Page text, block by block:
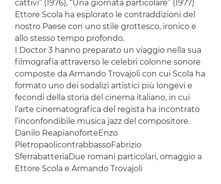
cattivi” (1976), “Una giornata particolare” (1977)
Ettore Scola ha esplorato le contraddizioni del
nostro Paese con uno stile grottesco, ironico e
allo stesso tempo profondo.
I Doctor 3 hanno preparato un viaggio nella sua
filmografia attraverso le celebri colonne sonore
composte da Armando Trovajoli con cui Scola ha
formato uno dei sodalizi artistici più longevi e
fecondi della storia del cinema italiano, in cui
l’arte cinematografica del regista ha incontrato
l’inconfondibile musica jazz del compositore.
Danilo ReapianoforteEnzo
PietropaolicontrabbassoFabrizio
SferrabatteriaDue romani particolari, omaggio a
Ettore Scola e Armando Trovajoli